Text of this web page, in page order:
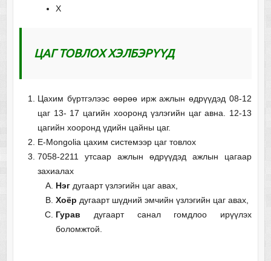
Х
ЦАГ ТОВЛОХ ХЭЛБЭРҮҮД
Цахим бүртгэлээс өөрөө ирж ажлын өдрүүдэд 08-12
цаг 13- 17 цагийн хооронд үзлэгийн цаг авна. 12-13
цагийн хооронд үдийн цайны цаг.
E-Mongolia цахим системээр цаг товлох
7058-2211 утсаар ажлын өдрүүдэд ажлын цагаар
захиалах
Нэгдугаарт үзлэгийн цаг авах,
Хоёр дугаарт шүдний эмчийн үзлэгийн цаг авах,
Гурав дугаарт санал гомдлоо ирүүлэх
боломжтой.